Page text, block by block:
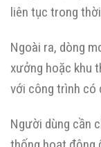
liên tục trong
Ngoài ra, dòng
xưởng hoặc khu
với công trình có
Người dùng cần